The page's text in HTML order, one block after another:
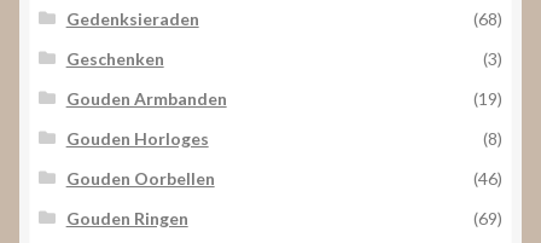
Gedenksieraden
(68)
Geschenken
(3)
Gouden Armbanden
(19)
Gouden Horloges
(8)
Gouden Oorbellen
(46)
Gouden Ringen
(69)